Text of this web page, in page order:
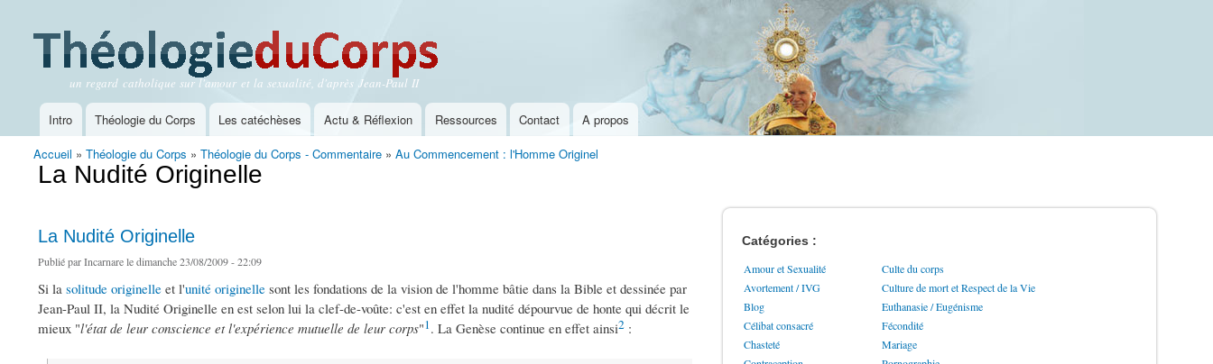
Théologie du Corps
un regard catholique sur l'amour et la sexualité, d'après Jean-Paul II
Menu principal
Intro Théologie du Corps Les catéchèses Actu & Réflexion Ressources Contact A propos
Vous êtes ici
Accueil » Théologie du Corps » Théologie du Corps - Commentaire » Au Commencement : l'Homme Originel
La Nudité Originelle
La Nudité Originelle
Publié parIncarnarele dimanche 23/08/2009 - 22:09
Si la solitude originelle et l'unité originelle sont les fondations de la vision de l'homme bâtie dans la Bible et dessinée par
Jean-Paul II, la Nudité Originelle en est selon lui la clef-de-voûte: c'est en effet la nudité dépourvue de honte qui décrit le
mieux "l'état de leur conscience et l'expérience mutuelle de leur corps"1. La Genèse continue en effet ainsi2 :
Catégories :
Amour et Sexualité
Culte du corps
Avortement / IVG
Culture de mort et Respect de la Vie
Blog
Euthanasie / Eugénisme
Célibat consacré
Fécondité
Chasteté
Mariage